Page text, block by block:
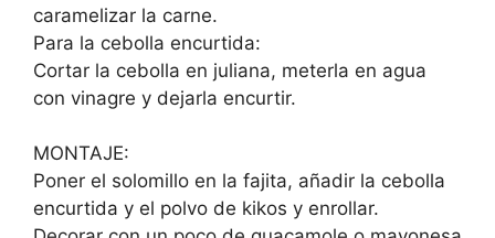
caramelizar la carne.
Para la cebolla encurtida:
Cortar la cebolla en juliana, meterla en agua
con vinagre y dejarla encurtir.
MONTAJE:
Poner el solomillo en la fajita, añadir la cebolla
encurtida y el polvo de kikos y enrollar.